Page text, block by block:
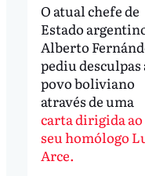
O atual chefe de
Estado
Alberto
pediu desculpas
povo boliviano
através de uma
carta dirigida ao
seu homólogo
Arce.